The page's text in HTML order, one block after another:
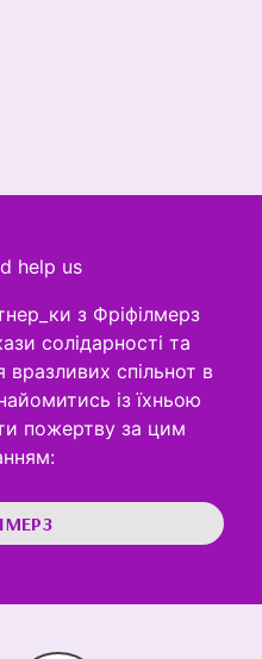
з Фріфілмерз
солідарності та
спільнот в
із їхньою
пожертву за цим